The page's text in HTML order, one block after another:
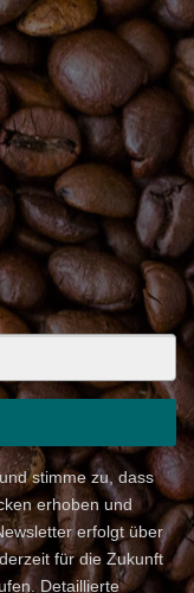
stimme zu, dass
erhoben und
erfolgt über
für die Zukunft
Detaillierte